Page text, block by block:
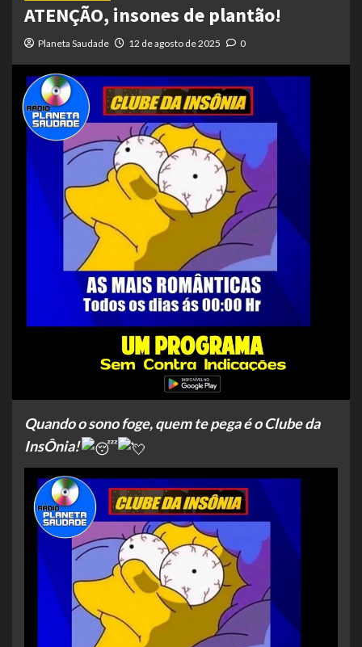
ATENÇÃO, insones de plantão!
Planeta Saudade 12 de agosto de 2025 0
Quando o sono foge, quem te pega é o Clube da
InsÔnia!